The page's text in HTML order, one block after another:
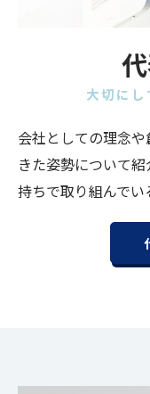
大切に
会社としての理念
きた姿勢について
持ちで取り組んでい